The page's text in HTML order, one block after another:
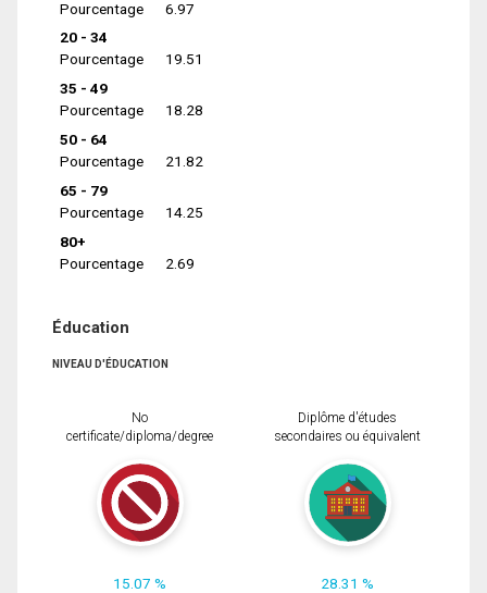
Pourcentage
6.97
20 - 34
Pourcentage
19.51
35 - 49
Pourcentage
18.28
50 - 64
Pourcentage
21.82
65 - 79
Pourcentage
14.25
80+
Pourcentage
2.69
Éducation
NIVEAU D'ÉDUCATION
No
certificate/diploma/degree
15.07 %
Diplôme d'études
secondaires ou équivalent
28.31 %